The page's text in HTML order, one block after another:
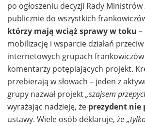
po ogłoszeniu decyzji Rady Ministrów
publicznie do wszystkich
którzy mają wciąż sprawy w toku –
mobilizację i wsparcie działań
internetowych grupach frankowiczów
komentarzy potępiających projekt.
przebierają w słowach – jeden z
grupy nazwał projekt„szajsem
wyrażając nadzieję, że prezydent nie
ustawy. Wiele osób deklaruje, że